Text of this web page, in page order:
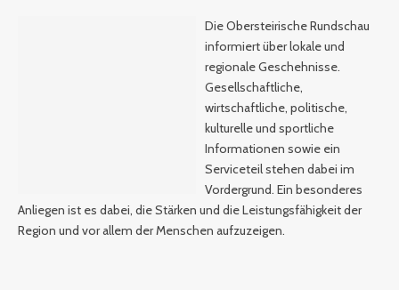
Die Obersteirische Rundschau
informiert über lokale und
regionale Geschehnisse.
Gesellschaftliche,
wirtschaftliche, politische,
kulturelle und sportliche
Informationen sowie ein
Serviceteil stehen dabei im
Vordergrund. Ein besonderes
Anliegen ist es dabei, die Stärken und die Leistungsfähigkeit der
Region und vor allem der Menschen aufzuzeigen.